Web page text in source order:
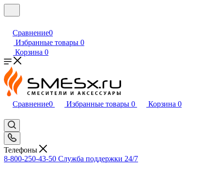
Сравнение0
Избранные товары 0
Корзина 0
Сравнение0 Избранные товары 0 Корзина 0
Телефоны
8-800-250-43-50 Служба поддержки 24/7